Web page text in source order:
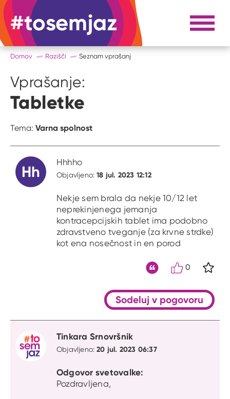
#tosemjaz #to sem jaz Razpri
Domov Razišči Seznam vprašanj
Vprašanje:
Tabletke
Tema: Varna spolnost
Hh
Hhhho
Objavljeno:18 jul. 2023 12:12
Nekje sem brala da nekje 10/12 let
neprekinjenega jemanja
kontracepcijskih tablet ima podobno
zdravstveno tveganje (za krvne strdke)
kot ena nosečnost in en porod
0
Sodeluj v pogovoru
Tinkara Srnovršnik
Objavljeno:20 jul. 2023 06:37
Odgovor svetovalke:
Pozdravljena,